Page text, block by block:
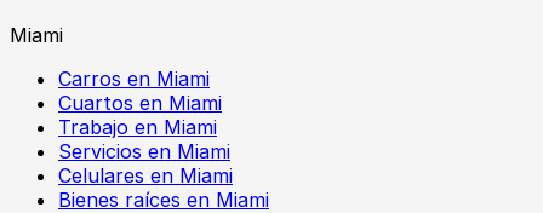
Miami
Carros en Miami
Cuartos en Miami
Trabajo en Miami
Servicios en Miami
Celulares en Miami
Bienes raíces en Miami